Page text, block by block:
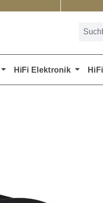
HiFi Elektronik